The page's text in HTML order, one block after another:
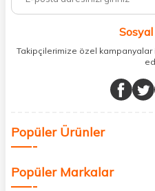
vücudunuzu desteklemek için
minerallere kadar binlerce ürünü
sunuyoruz.
buluşturuyor ve online alışveriş
Sağlık, güzellik ve iyi yaşam için
değer katmak
Takipçilerimize özel
Popüler Ürünler
Popüler Markalar